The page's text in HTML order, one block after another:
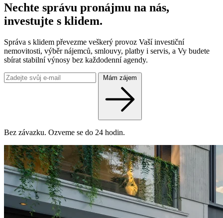
Nechte správu pronájmu na nás,
investujte s klidem.
Správa s klidem převezme veškerý provoz Vaší investiční
nemovitosti, výběr nájemců, smlouvy, platby i servis, a Vy budete
sbírat stabilní výnosy bez každodenní agendy.
Mám zájem
Bez závazku. Ozveme se do 24 hodin.